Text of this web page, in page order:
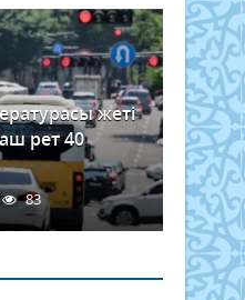
жеті
рет 40
83